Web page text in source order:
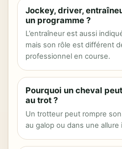
Jockey, driver,
un programme ?
L’entraîneur est aussi
mais son rôle est différent
professionnel en course.
Pourquoi un cheval
au trot ?
Un trotteur peut rompre
au galop ou dans une allure